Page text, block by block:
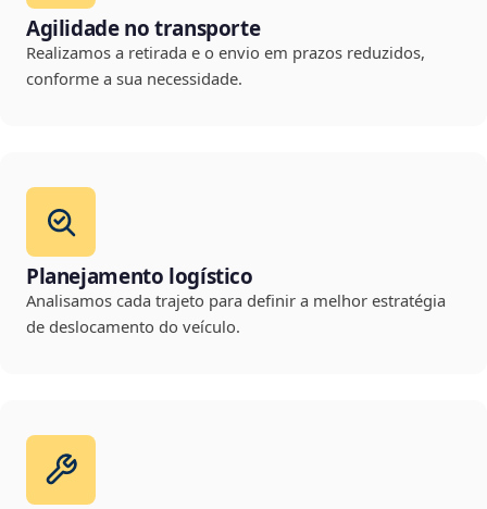
Agilidade no transporte
Realizamos a retirada e o envio em prazos reduzidos,
conforme a sua necessidade.
Planejamento logístico
Analisamos cada trajeto para definir a melhor estratégia
de deslocamento do veículo.